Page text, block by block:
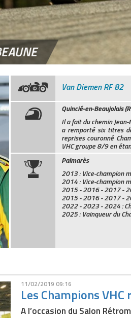
Van Diemen RF 82
Quincié-en-Beaujolais
Il a fait du chemin
a remporté six titres
reprises couronné
VHC groupe 8/9 en
Palmarès
2013 : Vice-champion
2014 : Vice-champion
2015 - 2016 - 2017 -
2015 - 2016 - 2017 -
2022 - 2023 - 2024 :
2025 : Vainqueur du
11/02/2019 09:16
Les Champions VHC
A l’occasion du Salon